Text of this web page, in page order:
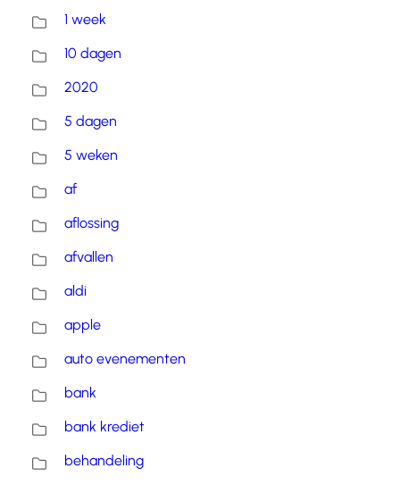
1 week
10 dagen
2020
5 dagen
5 weken
af
aflossing
afvallen
aldi
apple
auto evenementen
bank
bank krediet
behandeling